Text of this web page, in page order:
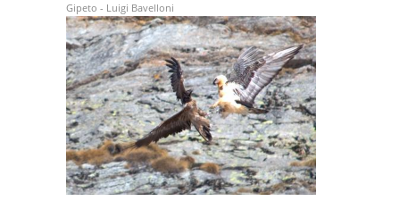
Gipeto - Luigi Bavelloni